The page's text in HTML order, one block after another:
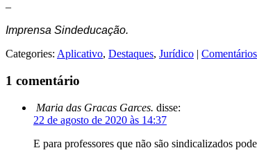
–
Imprensa Sindeducação.
Categories: Aplicativo, Destaques, Jurídico | Comentários
1 comentário
Maria das Gracas Garces. disse:
22 de agosto de 2020 às 14:37
E para professores que não são sindicalizados